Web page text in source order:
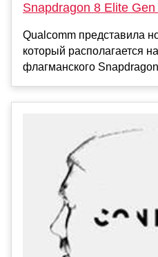
Snapdragon 8 Elite Gen
Qualcomm представила
который располагается
флагманского